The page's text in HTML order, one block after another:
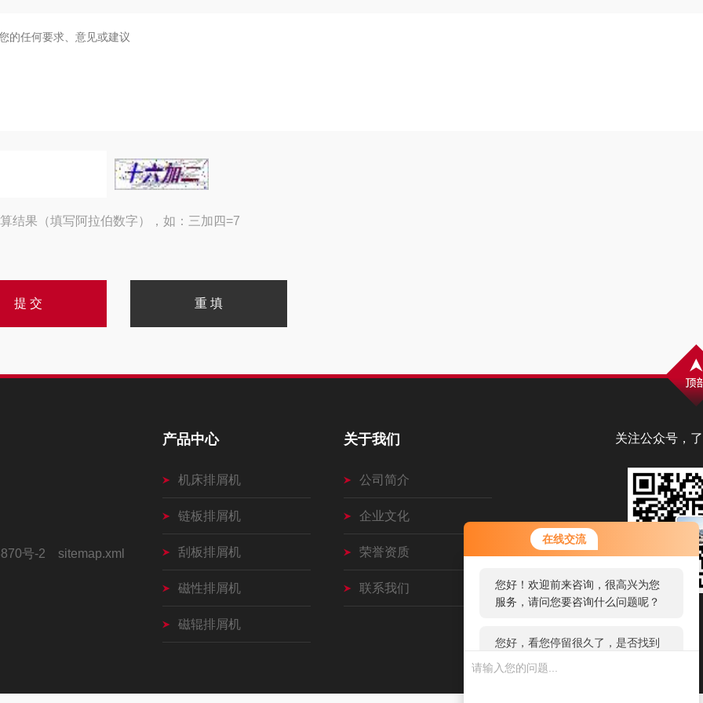
在线交流
您好！欢迎前来咨询，很高兴为您
服务，请问您要咨询什么问题呢？
您好，看您停留很久了，是否找到
了需求产品，您可以直接在线与我
结果（填写阿拉伯数字），如：三加四=7
关注公众号，
号-2 sitemap.xml
产品中心
机床排屑机
链板排屑机
刮板排屑机
磁性排屑机
磁辊排屑机
关于我们
公司简介
企业文化
荣誉资质
联系我们